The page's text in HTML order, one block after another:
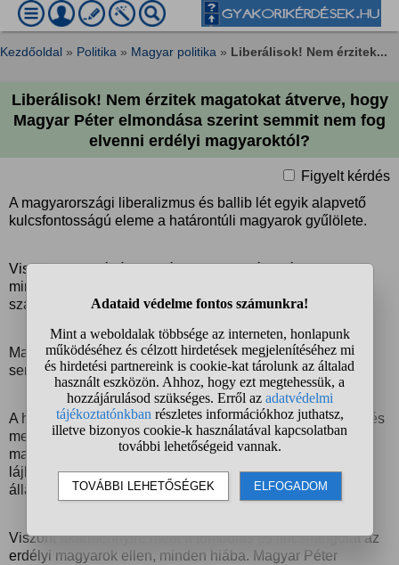
Kezdőoldal » Politika » Magyar politika » Liberálisok! Nem érzitek...
Liberálisok! Nem érzitek magatokat átverve, hogy
Magyar Péter elmondása szerint semmit nem fog
elvenni erdélyi magyaroktól?
Figyelt kérdés
A magyarországi liberalizmus és ballib lét egyik alapvető
kulcsfontosságú eleme a határontúli magyarok gyűlölete.
Viszont most néhány kevés DK szavazót kivéve szinte
minden határontúli magyargyűlölő liberális a TiSza pártra
szavazott.
Magyar Péter már első sajtótájékoztatóján elmondta, hogy
semmit nem fog elvenni az erdélyi magyaroktól.
A hvg, atv, 444, telex stb kommentelői persze őrjöngenek és
ment az ordenáré fröcsögés és mocskolódás az erdélyi
magyarok felé részükről. A topkomment (közel félezer
lájkkal) azt írta, hogy "Azonnal elvenni a magyar
állampolgárságot az összestől!"
Viszont akármennyire ment a tombolás és lincshangulat az
erdélyi magyarok ellen, minden hiába. Magyar Péter